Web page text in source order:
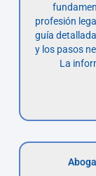
profesión
guía
y los pasos
La